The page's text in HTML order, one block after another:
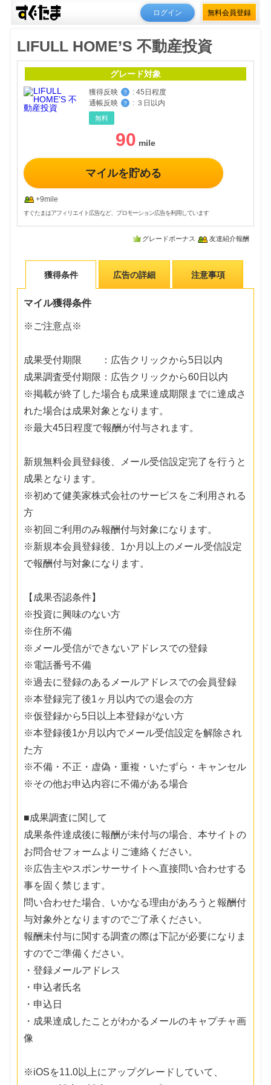
ログイン 無料会員登録
LIFULL HOME’S 不動産投資
グレード対象
獲得反映 ？ : 45日程度
通帳反映
？ : ３日以内
無料
90
マイルを貯める
+9mile
すぐたまはアフィリエイト広告など、プロモーション広告を利用しています
グレードボーナス 友達紹介報酬
獲得条件 広告の詳細 注意事項
マイル獲得条件
※ご注意点※
成果受付期限 ：広告クリックから5日以内
成果調査受付期限：広告クリックから60日以内
※掲載が終了した場合も成果達成期限までに達成さ
れた場合は成果対象となります。
※最大45日程度で報酬が付与されます。
新規無料会員登録後、メール受信設定完了を行うと
成果となります。
※初めて健美家株式会社のサービスをご利用される
方
※初回ご利用のみ報酬付与対象になります。
※新規本会員登録後、1か月以上のメール受信設定
で報酬付与対象になります。
【成果否認条件】
※投資に興味のない方
※住所不備
※メール受信ができないアドレスでの登録
※電話番号不備
※過去に登録のあるメールアドレスでの会員登録
※本登録完了後1ヶ月以内での退会の方
※仮登録から5日以上本登録がない方
※本登録後1か月以内でメール受信設定を解除され
た方
※不備・不正・虚偽・重複・いたずら・キャンセル
※その他お申込内容に不備がある場合
■成果調査に関して
成果条件達成後に報酬が未付与の場合、本サイトの
お問合せフォームよりご連絡ください。
※広告主やスポンサーサイトへ直接問い合わせする
事を固く禁じます。
問い合わせた場合、いかなる理由があろうと報酬付
与対象外となりますのでご了承ください。
報酬未付与に関する調査の際は下記が必要になりま
すのでご準備ください。
・登録メールアドレス
・申込者氏名
・申込日
・成果達成したことがわかるメールのキャプチャ画
像
※iOSを11.0以上にアップグレードしていて、